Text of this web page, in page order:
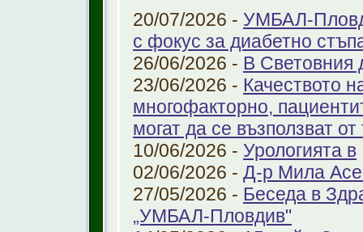
20/07/2026 - УМБАЛ-
с фокус за диабетно
26/06/2026 - В Световния
23/06/2026 - Качеството
многофакторно,
могат да се възползват от
10/06/2026 - Урологията в
02/06/2026 - Д-р Мила
27/05/2026 - Беседа в
„УМБАЛ-Пловдив"